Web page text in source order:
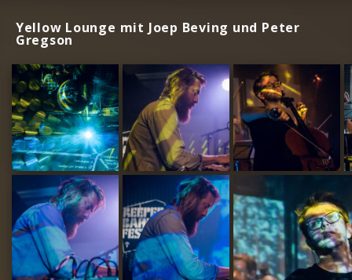
Yellow Lounge mit Joep Beving und Peter
Gregson